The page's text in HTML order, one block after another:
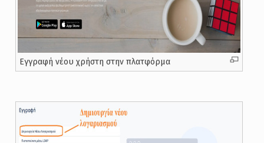
Εγγραφή νέου χρήστη στην πλατφόρμα